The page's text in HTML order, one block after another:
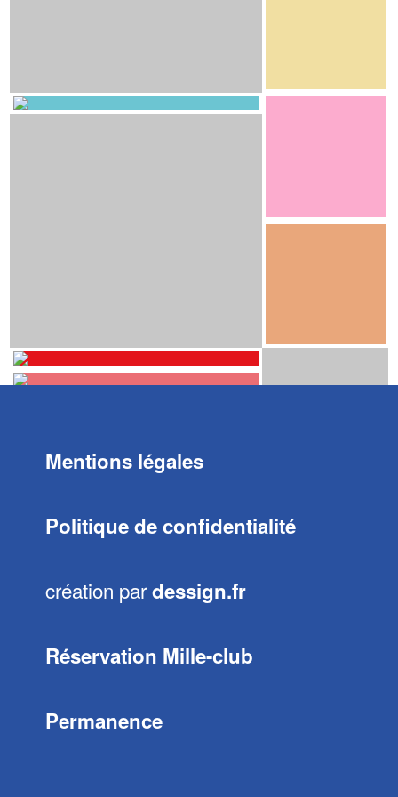
Mentions légales
Politique de confidentialité
création pardessign.fr
Réservation Mille-club
Permanence